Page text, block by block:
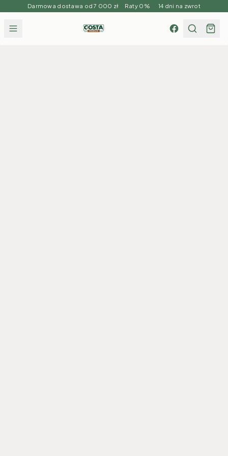
Darmowa dostawa od 7 000 zł Raty 0% 14 dni na zwrot